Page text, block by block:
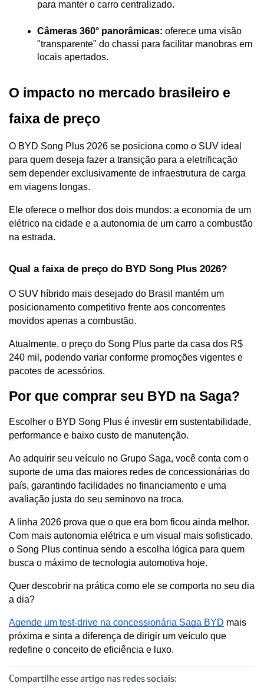
para manter o carro centralizado.
Câmeras 360° panorâmicas: oferece uma visão
"transparente" do chassi para facilitar manobras em
locais apertados.
O impacto no mercado brasileiro e
faixa de preço
O BYD Song Plus 2026 se posiciona como o SUV ideal
para quem deseja fazer a transição para a eletrificação
sem depender exclusivamente de infraestrutura de carga
em viagens longas.
Ele oferece o melhor dos dois mundos: a economia de um
elétrico na cidade e a autonomia de um carro a combustão
na estrada.
Qual a faixa de preço do BYD Song Plus 2026?
O SUV híbrido mais desejado do Brasil mantém um
posicionamento competitivo frente aos concorrentes
movidos apenas a combustão.
Atualmente, o preço do Song Plus parte da casa dos R$
240 mil , podendo variar conforme promoções vigentes e
pacotes de acessórios.
Por que comprar seu BYD na Saga?
Escolher o BYD Song Plus é investir em sustentabilidade,
performance e baixo custo de manutenção.
Ao adquirir seu veículo no Grupo Saga, você conta com o
suporte de uma das maiores redes de concessionárias do
país, garantindo facilidades no financiamento e uma
avaliação justa do seu seminovo na troca.
A linha 2026 prova que o que era bom ficou ainda melhor.
Com mais autonomia elétrica e um visual mais sofisticado,
o Song Plus continua sendo a escolha lógica para quem
busca o máximo de tecnologia automotiva hoje.
Quer descobrir na prática como ele se comporta no seu dia
a dia?
Agende um test-drive na concessionária Saga BYD mais
próxima e sinta a diferença de dirigir um veículo que
redefine o conceito de eficiência e luxo.
Compartilhe esse artigo nas redes sociais: